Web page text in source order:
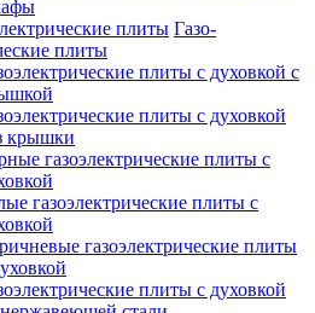
Газо-
плиты
плиты с духовкой с
плиты с духовкой
крышки
газоэлектрические плиты с
газоэлектрические плиты с
газоэлектрические плиты
плиты с духовкой